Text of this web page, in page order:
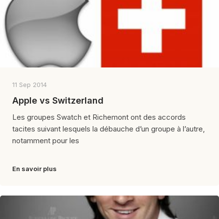
11 Sep 2014
Apple vs Switzerland
Les groupes Swatch et Richemont ont des accords
tacites suivant lesquels la débauche d’un groupe à l’autre,
notamment pour les
En savoir plus